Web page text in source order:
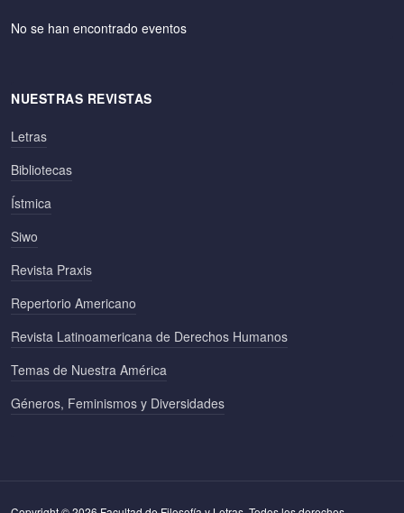
No se han encontrado eventos
NUESTRAS REVISTAS
Letras
Bibliotecas
Ístmica
Siwo
Revista Praxis
Repertorio Americano
Revista Latinoamericana de Derechos Humanos
Temas de Nuestra América
Géneros, Feminismos y Diversidades